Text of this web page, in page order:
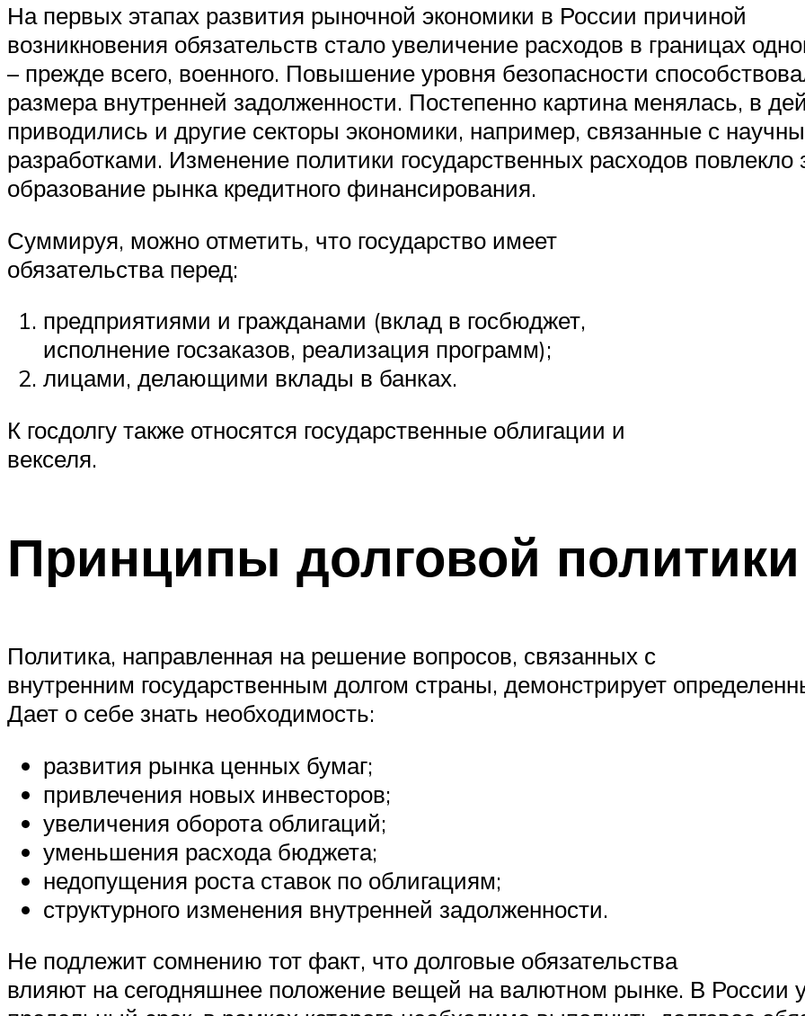
На первых этапах развития рыночной экономики в России причиной
возникновения обязательств стало увеличение расходов в границах
– прежде всего, военного. Повышение уровня безопасности
размера внутренней задолженности. Постепенно картина менялась, в
приводились и другие секторы экономики, например, связанные с
разработками. Изменение политики государственных расходов повлекло
образование рынка кредитного финансирования.
Суммируя, можно отметить, что государство имеет
обязательства перед:
предприятиями и гражданами (вклад в госбюджет,
исполнение госзаказов, реализация программ);
лицами, делающими вклады в банках.
К госдолгу также относятся государственные облигации и
векселя.
Принципы долговой
Политика, направленная на решение вопросов, связанных с
внутренним государственным долгом страны, демонстрирует
Дает о себе знать необходимость:
развития рынка ценных бумаг;
привлечения новых инвесторов;
увеличения оборота облигаций;
уменьшения расхода бюджета;
недопущения роста ставок по облигациям;
структурного изменения внутренней задолженности.
Не подлежит сомнению тот факт, что долговые обязательства
влияют на сегодняшнее положение вещей на валютном рынке. В России